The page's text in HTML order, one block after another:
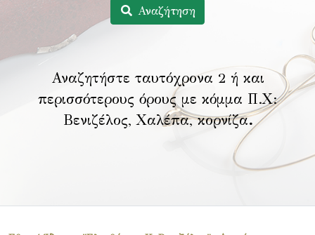
Αναζήτηση
Αναζητήστε ταυτόχρονα 2 ή και
περισσότερους όρους με κόμμα Π.Χ:
Βενιζέλος, Χαλέπα, κορνίζα.